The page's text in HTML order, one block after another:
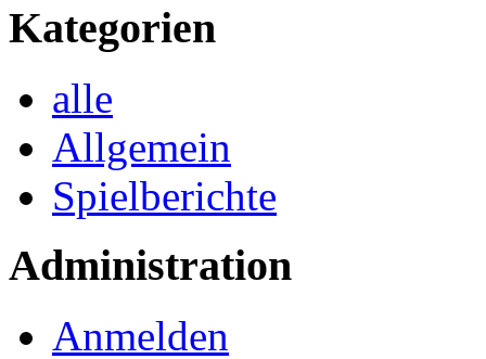
Kategorien
alle
Allgemein
Spielberichte
Administration
Anmelden